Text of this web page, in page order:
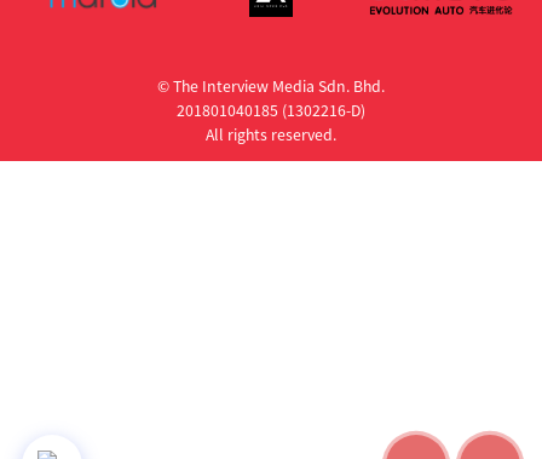
© The Interview Media Sdn. Bhd.
201801040185 (1302216­-D)
All rights reserved.